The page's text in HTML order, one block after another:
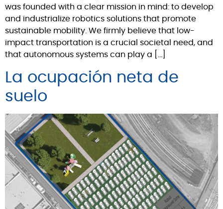
was founded with a clear mission in mind: to develop
and industrialize robotics solutions that promote
sustainable mobility. We firmly believe that low-
impact transportation is a crucial societal need, and
that autonomous systems can play a […]
La ocupación neta de
suelo